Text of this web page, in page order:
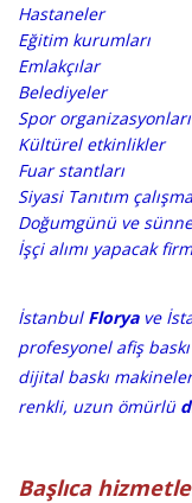
Hastaneler
Eğitim kurumları
Emlakçılar
Belediyeler
Spor organizasyonları
Kültürel etkinlikler
Fuar stantları
Siyasi Tanıtım
Doğumgünü ve
İşçi alımı yapacak
​​İstanbul Floryave
profesyonel afiş
dijital baskı
renkli, uzun ömürlü
Başlıca